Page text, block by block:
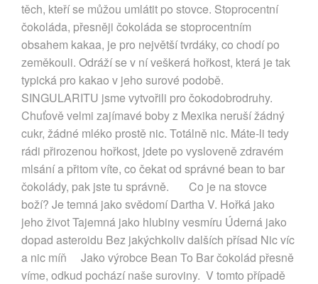
těch, kteří se můžou umlátit po stovce. Stoprocentní
čokoláda, přesněji čokoláda se stoprocentním
obsahem kakaa, je pro největší tvrdáky, co chodí po
zeměkouli. Odráží se v ní veškerá hořkost, která je tak
typická pro kakao v jeho surové podobě.
SINGULARITU jsme vytvořili pro čokodobrodruhy.
Chuťově velmi zajímavé boby z Mexika neruší žádný
cukr, žádné mléko prostě nic. Totálně nic. Máte-li tedy
rádi přirozenou hořkost, jdete po vysloveně zdravém
mlsání a přitom víte, co čekat od správné bean to bar
čokolády, pak jste tu správně. Co je na stovce
boží? Je temná jako svědomí Dartha V. Hořká jako
jeho život Tajemná jako hlubiny vesmíru Úderná jako
dopad asteroidu Bez jakýchkoliv dalších přísad Nic víc
a nic míň Jako výrobce Bean To Bar čokolád přesně
víme, odkud pochází naše suroviny. V tomto případě